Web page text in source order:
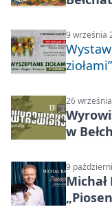
9 września
26
w
9